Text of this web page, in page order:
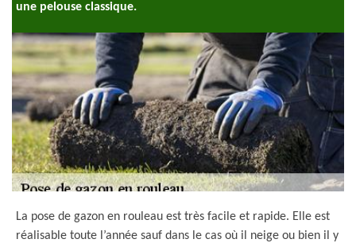
une pelouse classique.
La pose de gazon en rouleau est très facile et rapide. Elle est
réalisable toute l’année sauf dans le cas où il neige ou bien il y